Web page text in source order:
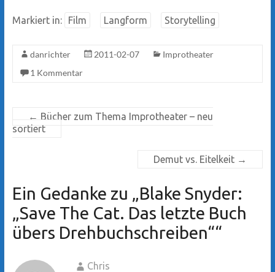
Markiert in: Film Langform Storytelling
danrichter 2011-02-07
Improtheater
1 Kommentar
← Bücher zum Thema Improtheater – neu
sortiert
Demut vs. Eitelkeit →
Ein Gedanke zu „Blake Snyder:
„Save The Cat. Das letzte Buch
übers Drehbuchschreiben““
Chris